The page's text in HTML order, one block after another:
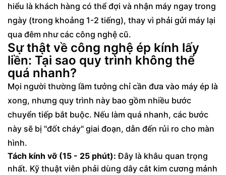
hiểu là khách hàng có thể đợi và nhận máy ngay trong
ngày (trong khoảng 1-2 tiếng), thay vì phải gửi máy lại
qua đêm như các công nghệ cũ.
Sự thật về công nghệ ép kính lấy
liền: Tại sao quy trình không thể
quá nhanh?
Mọi người thường lầm tưởng chỉ cần đưa vào máy ép là
xong, nhưng quy trình này bao gồm nhiều bước
chuyển tiếp bắt buộc. Nếu làm quá nhanh, các bước
này sẽ bị "đốt cháy" giai đoạn, dẫn đến rủi ro cho màn
hình.
Tách kính vỡ (15 - 25 phút): Đây là khâu quan trọng
nhất. Kỹ thuật viên phải dùng dây cắt kim cương mảnh